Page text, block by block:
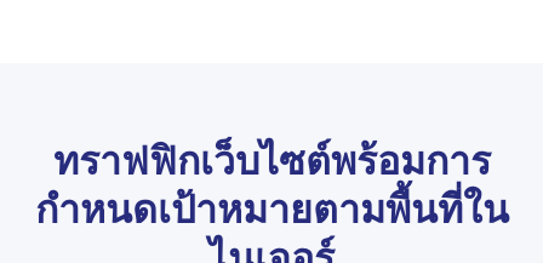
ทราฟฟิกเว็บไซต์พร้อมการ
กำหนดเป้าหมายตามพื้นที่ใน